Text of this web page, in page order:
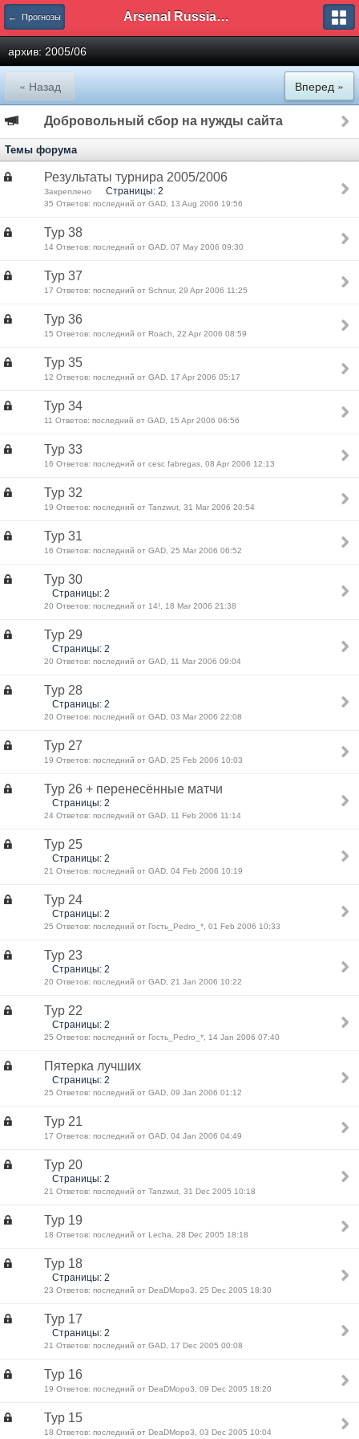
← Прогнозы Arsenal Russian Speaking Supporters Club
архив: 2005/06
« Назад Вперед »
Добровольный сбор на нужды сайта
Темы форума
Результаты турнира 2005/2006
Закреплено Страницы: 2
35 Ответов: последний от GAD, 13 Aug 2006 19:56
Тур 38
14 Ответов: последний от GAD, 07 May 2006 09:30
Тур 37
17 Ответов: последний от Schnur, 29 Apr 2006 11:25
Тур 36
15 Ответов: последний от Roach, 22 Apr 2006 08:59
Тур 35
12 Ответов: последний от GAD, 17 Apr 2006 05:17
Тур 34
11 Ответов: последний от GAD, 15 Apr 2006 06:56
Тур 33
16 Ответов: последний от cesc fabregas, 08 Apr 2006 12:13
Тур 32
19 Ответов: последний от Tanzwut, 31 Mar 2006 20:54
Тур 31
16 Ответов: последний от GAD, 25 Mar 2006 06:52
Тур 30
Страницы: 2
20 Ответов: последний от 14!, 18 Mar 2006 21:38
Тур 29
Страницы: 2
20 Ответов: последний от GAD, 11 Mar 2006 09:04
Тур 28
Страницы: 2
20 Ответов: последний от GAD, 03 Mar 2006 22:08
Тур 27
19 Ответов: последний от GAD, 25 Feb 2006 10:03
Тур 26 + перенесённые матчи
Страницы: 2
24 Ответов: последний от GAD, 11 Feb 2006 11:14
Тур 25
Страницы: 2
21 Ответов: последний от GAD, 04 Feb 2006 10:19
Тур 24
Страницы: 2
25 Ответов: последний от Гость_Pedro_*, 01 Feb 2006 10:33
Тур 23
Страницы: 2
20 Ответов: последний от GAD, 21 Jan 2006 10:22
Тур 22
Страницы: 2
25 Ответов: последний от Гость_Pedro_*, 14 Jan 2006 07:40
Пятерка лучших
Страницы: 2
25 Ответов: последний от GAD, 09 Jan 2006 01:12
Тур 21
17 Ответов: последний от GAD, 04 Jan 2006 04:49
Тур 20
Страницы: 2
21 Ответов: последний от Tanzwut, 31 Dec 2005 10:18
Тур 19
18 Ответов: последний от Lecha, 28 Dec 2005 18:18
Тур 18
Страницы: 2
23 Ответов: последний от DeaDMopo3, 25 Dec 2005 18:30
Тур 17
Страницы: 2
21 Ответов: последний от GAD, 17 Dec 2005 00:08
Тур 16
19 Ответов: последний от DeaDMopo3, 09 Dec 2005 18:20
Тур 15
18 Ответов: последний от DeaDMopo3, 03 Dec 2005 10:04